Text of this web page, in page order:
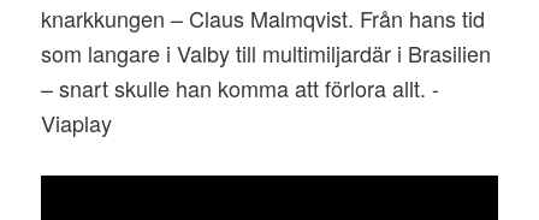
knarkkungen – Claus Malmqvist. Från hans tid
som langare i Valby till multimiljardär i Brasilien
– snart skulle han komma att förlora allt. -
Viaplay